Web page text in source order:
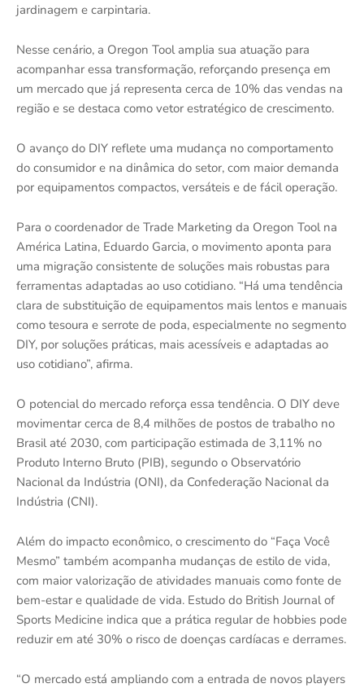
jardinagem e carpintaria.
Nesse cenário, a Oregon Tool amplia sua atuação para
acompanhar essa transformação, reforçando presença em
um mercado que já representa cerca de 10% das vendas na
região e se destaca como vetor estratégico de crescimento.
O avanço do DIY reflete uma mudança no comportamento
do consumidor e na dinâmica do setor, com maior demanda
por equipamentos compactos, versáteis e de fácil operação.
Para o coordenador de Trade Marketing da Oregon Tool na
América Latina, Eduardo Garcia, o movimento aponta para
uma migração consistente de soluções mais robustas para
ferramentas adaptadas ao uso cotidiano. “Há uma tendência
clara de substituição de equipamentos mais lentos e manuais
como tesoura e serrote de poda, especialmente no segmento
DIY, por soluções práticas, mais acessíveis e adaptadas ao
uso cotidiano”, afirma.
O potencial do mercado reforça essa tendência. O DIY deve
movimentar cerca de 8,4 milhões de postos de trabalho no
Brasil até 2030, com participação estimada de 3,11% no
Produto Interno Bruto (PIB), segundo o Observatório
Nacional da Indústria (ONI), da Confederação Nacional da
Indústria (CNI).
Além do impacto econômico, o crescimento do “Faça Você
Mesmo” também acompanha mudanças de estilo de vida,
com maior valorização de atividades manuais como fonte de
bem-estar e qualidade de vida. Estudo do British Journal of
Sports Medicine indica que a prática regular de hobbies pode
reduzir em até 30% o risco de doenças cardíacas e derrames.
“O mercado está ampliando com a entrada de novos players